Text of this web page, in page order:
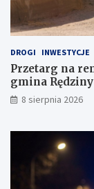
i
!
e
DROGI INWESTYCJE
Przetarg na
gmina Rędziny
8 sierpnia 2026